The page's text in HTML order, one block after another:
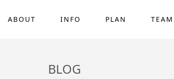
ABOUT INFO PLAN TEAM
BLOG